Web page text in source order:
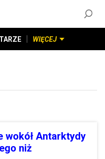
WIĘCEJ
wokół Antarktydy
niż